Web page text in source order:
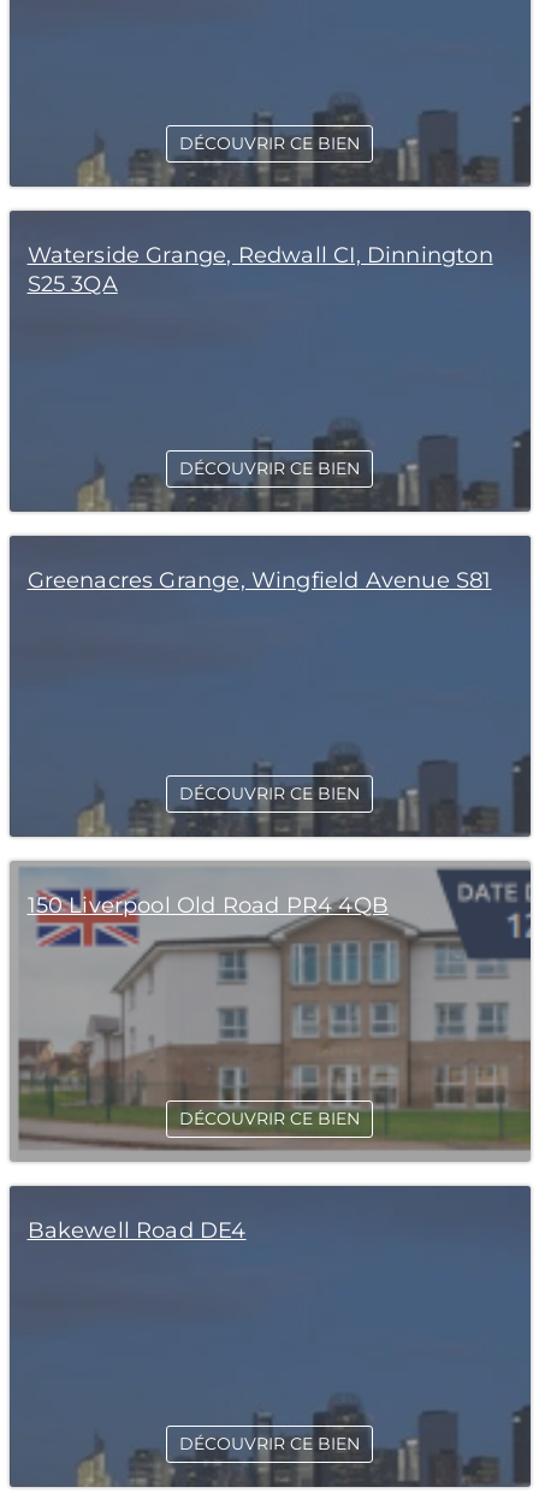
DÉCOUVRIR CE BIEN
Waterside Grange, Redwall CI, Dinnington
S25 3QA
DÉCOUVRIR CE BIEN
Greenacres Grange, Wingfield Avenue S81
DÉCOUVRIR CE BIEN
150 Liverpool Old Road PR4 4QB
DÉCOUVRIR CE BIEN
Bakewell Road DE4
DÉCOUVRIR CE BIEN